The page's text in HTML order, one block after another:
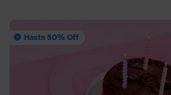
Hasta 50% Off